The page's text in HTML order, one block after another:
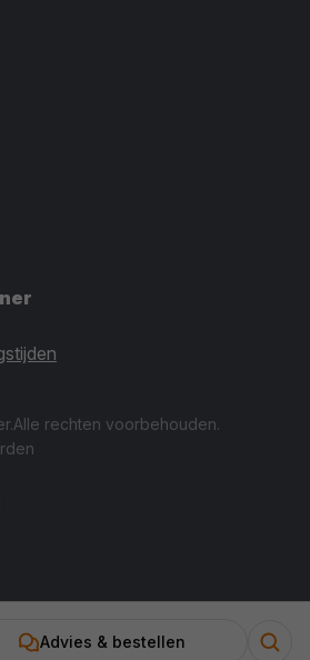
Advies & bestellen
Alle rechten voorbehouden.